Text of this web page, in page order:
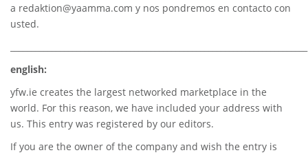
a redaktion@yaamma.com y nos pondremos en contacto con
usted.
english:
yfw.ie creates the largest networked marketplace in the
world. For this reason, we have included your address with
us. This entry was registered by our editors.
If you are the owner of the company and wish the entry is